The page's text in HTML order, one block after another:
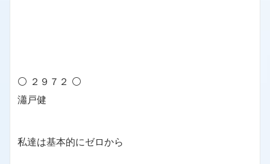
⚪ ２９７２ ⚪
瀟戸健
私達は基本的にゼロから